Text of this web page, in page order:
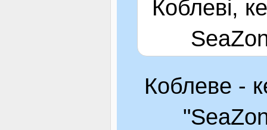
Коблеве -